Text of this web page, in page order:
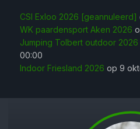
CSI Exloo 2026 [geannuleerd]
WK paardensport Aken 2026
Jumping Tolbert outdoor 2026
00:00
Indoor Friesland 2026 op 9